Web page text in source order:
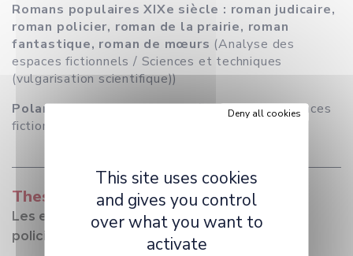
Romans populaires XIXe siècle : roman judicaire,
roman policier, roman de la prairie, roman
fantastique, roman de mœurs (Analyse des
espaces fictionnels / Sciences et techniques
(vulgarisation scientifique))
Polar franc-comtois actuel(Analyse des espaces
fictionnels)
Thesis
Les espaces de la fiction dans les romans
policiers d'Emile Gaboriau (1832-1873)
This site uses cookies
and gives you control
over what you want to
activate
Deny all cookies